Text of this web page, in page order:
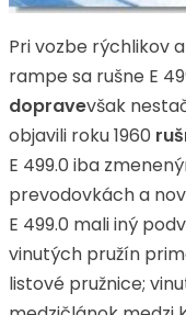
Pri vozbe rýchlikov
rampe sa rušne E
dopravevšak
objavili roku 1960
E 499.0 iba
prevodovkách a
E 499.0 mali iný
vinutých pružín
listové pružnice;